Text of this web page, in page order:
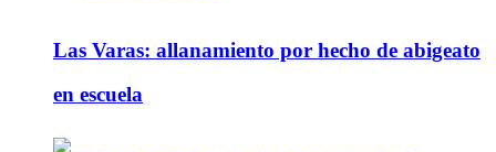
Las Varas: allanamiento por hecho de abigeato
en escuela